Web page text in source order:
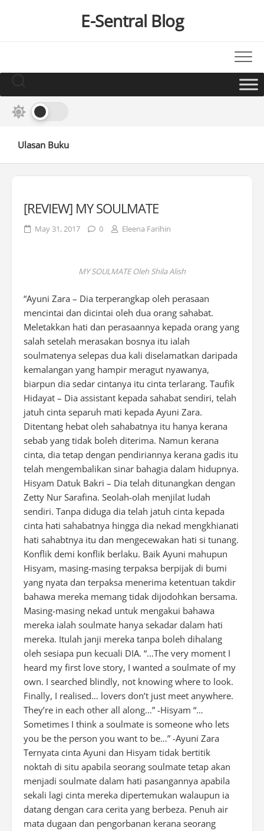
E-Sentral Blog
Ulasan Buku
[REVIEW] MY SOULMATE
May 31, 2017 0 Eleena Farihin
MY SOULMATE Oleh Shila Alish
“Ayuni Zara – Dia terperangkap oleh perasaan
mencintai dan dicintai oleh dua orang sahabat.
Meletakkan hati dan perasaannya kepada orang yang
salah setelah merasakan bosnya itu ialah
soulmatenya selepas dua kali diselamatkan daripada
kemalangan yang hampir meragut nyawanya,
biarpun dia sedar cintanya itu cinta terlarang. Taufik
Hidayat – Dia assistant kepada sahabat sendiri, telah
jatuh cinta separuh mati kepada Ayuni Zara.
Ditentang hebat oleh sahabatnya itu hanya kerana
sebab yang tidak boleh diterima. Namun kerana
cinta, dia tetap dengan pendiriannya kerana gadis itu
telah mengembalikan sinar bahagia dalam hidupnya.
Hisyam Datuk Bakri – Dia telah ditunangkan dengan
Zetty Nur Sarafina. Seolah-olah menjilat ludah
sendiri. Tanpa diduga dia telah jatuh cinta kepada
cinta hati sahabatnya hingga dia nekad mengkhianati
hati sahabtnya itu dan mengecewakan hati si tunang.
Konflik demi konflik berlaku. Baik Ayuni mahupun
Hisyam, masing-masing terpaksa berpijak di bumi
yang nyata dan terpaksa menerima ketentuan takdir
bahawa mereka memang tidak dijodohkan bersama.
Masing-masing nekad untuk mengakui bahawa
mereka ialah soulmate hanya sekadar dalam hati
mereka. Itulah janji mereka tanpa boleh dihalang
oleh sesiapa pun kecuali DIA. “…The very moment I
heard my first love story, I wanted a soulmate of my
own. I searched blindly, not knowing where to look.
Finally, I realised… lovers don’t just meet anywhere.
They’re in each other all along…” -Hisyam “…
Sometimes I think a soulmate is someone who lets
you be the person you want to be…” -Ayuni Zara
Ternyata cinta Ayuni dan Hisyam tidak bertitik
noktah di situ apabila seorang soulmate tetap akan
menjadi soulmate dalam hati pasangannya apabila
sekali lagi cinta mereka dipertemukan walaupun ia
datang dengan cara cerita yang berbeza. Penuh air
mata dugaan dan pengorbanan kerana seorang